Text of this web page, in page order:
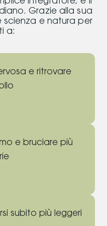
Grazie alla sua
scienza e natura per
a:
e ritrovare
e bruciare più
subito più leggeri